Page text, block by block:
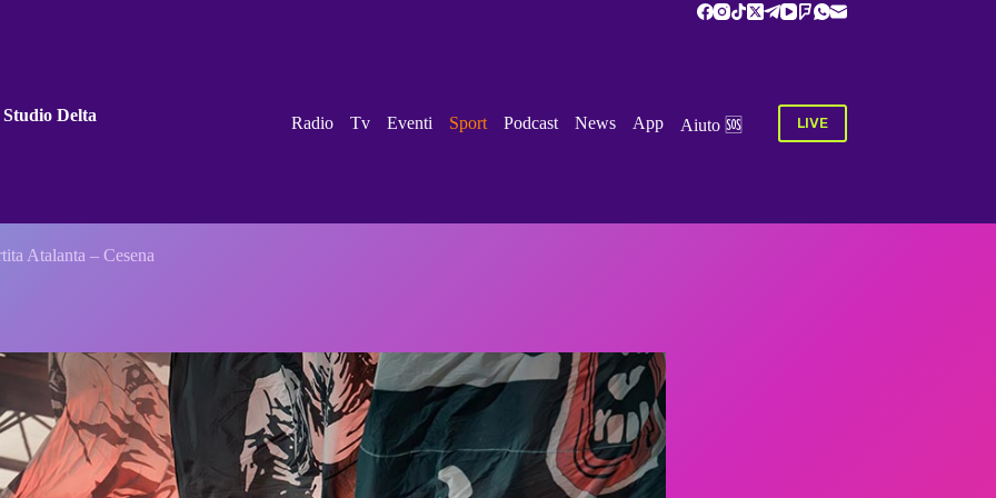
Delta Radio Tv Eventi Sport Podcast News App Aiuto‏‏‎ ‎🆘 ‎‎ LIVE
Atalanta – Cesena